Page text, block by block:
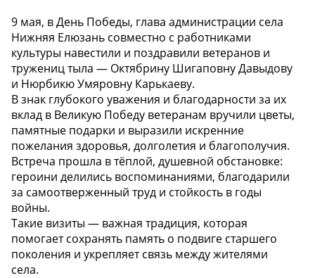
9 мая, в День Победы, глава администрации села
Нижняя Елюзань совместно с работниками
культуры навестили и поздравили ветеранов и
тружениц тыла — Октябрину Шигаповну Давыдову
и Нюрбикю Умяровну Карькаеву.
В знак глубокого уважения и благодарности за их
вклад в Великую Победу ветеранам вручили цветы,
памятные подарки и выразили искренние
пожелания здоровья, долголетия и благополучия.
Встреча прошла в тёплой, душевной обстановке:
героини делились воспоминаниями, благодарили
за самоотверженный труд и стойкость в годы
войны.
Такие визиты — важная традиция, которая
помогает сохранять память о подвиге старшего
поколения и укрепляет связь между жителями
села.